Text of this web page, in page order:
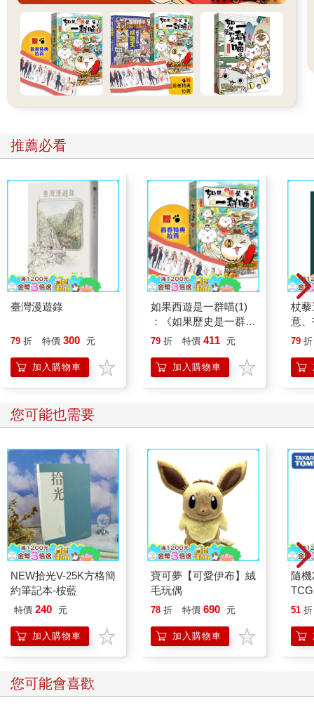
推薦必看
臺灣漫遊錄
79 折 特價 300 元
加入購物車
如果西遊是一群喵(1)
：《如果歷史是一群
喵》作者最新力作，附
79 折 特價 411 元
加入購物車
杖
意
恭
79 折
您可能也需要
NEW拾光V-25K方格簡
約筆記本-桉藍
特價 240 元
加入購物車
寶可夢【可愛伊布】絨
毛玩偶
78 折 特價 690 元
加入購物車
隨
友
怪
51 折
您可能會喜歡